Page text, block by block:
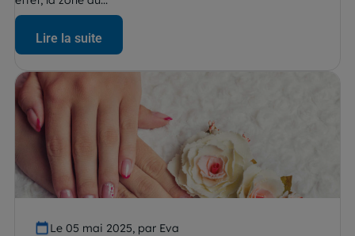
Lire la suite
Le 05 mai 2025, par Eva